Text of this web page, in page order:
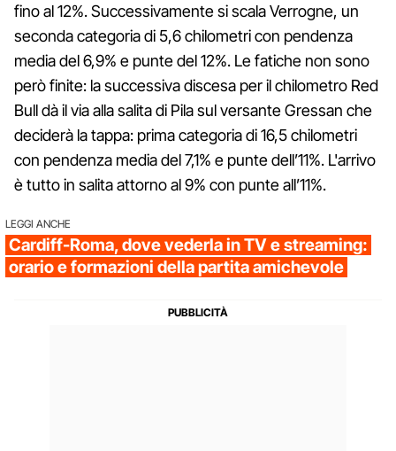
fino al 12%. Successivamente si scala Verrogne, un
seconda categoria di 5,6 chilometri con pendenza
media del 6,9% e punte del 12%. Le fatiche non sono
però finite: la successiva discesa per il chilometro Red
Bull dà il via alla salita di Pila sul versante Gressan che
deciderà la tappa: prima categoria di 16,5 chilometri
con pendenza media del 7,1% e punte dell’11%. L'arrivo
è tutto in salita attorno al 9% con punte all’11%.
LEGGI ANCHE
Cardiff-Roma, dove vederla in TV e streaming:
orario e formazioni della partita amichevole